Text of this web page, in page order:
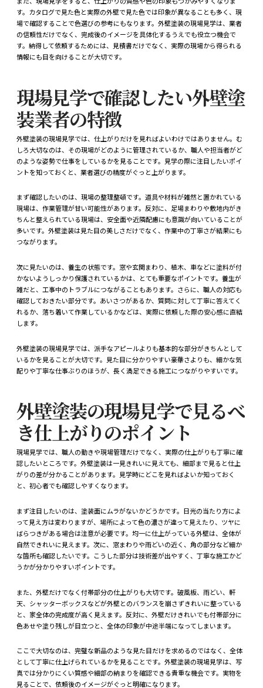
す。カタログで見た色と実際の外壁で見た色では印象が異なることも多く、現
場で確認することで色選びの参考にもなります。外壁塗装の現場見学は、業者
の信頼性だけでなく、完成後のイメージを具体化するうえでも役立つ機会で
す。納得して依頼するためには、見積書だけでなく、実際の現場から得られる
情報にも目を向けることが大切です。
現場見学で確認したい外壁塗
装業者の特徴
外壁塗装の現場見学では、仕上がりだけを見ればよいわけではありません。む
しろ大切なのは、その現場がどのように管理されているか、職人や担当者がど
のような姿勢で仕事をしているかを見ることです。見学の際に注目したいポイ
ントを知っておくと、業者選びの精度がぐっと上がります。
まず確認したいのは、現場の整理整頓です。道具や材料が雑然と置かれている
現場は、作業管理が甘い可能性があります。反対に、足場まわりや敷地内がき
ちんと整えられている現場は、安全面や近隣配慮にも意識が向いていることが
多いです。外壁塗装は見た目の美しさだけでなく、作業中の丁寧さが結果にも
つながります。
次に見たいのは、養生の状態です。窓や玄関まわり、植木、車などに塗料が付
かないようしっかり保護されているかは、とても重要なポイントです。養生が
雑だと、工事中のトラブルにつながることもあります。さらに、職人の対応も
確認しておきたい部分です。あいさつがあるか、質問に対して丁寧に答えてく
れるか、落ち着いて作業しているかなどは、実際に依頼した際の安心感に直結
します。
外壁塗装の現場見学では、派手なアピールよりも基本的な部分がきちんとして
いるかを見ることが大切です。見た目に分かりやすい豪華さよりも、細かな気
配りや丁寧な仕事ぶりのほうが、長く満足できる施工につながりやすいです。
外壁塗装の現場見学で見るべ
き仕上がりのポイント
現場見学では、職人の動きや現場管理だけでなく、実際の仕上がりも丁寧に確
認したいところです。外壁塗装は一見きれいに見えても、細部まで見ると仕上
がりの差が分かることがあります。見学時にどこを見ればよいか知っておく
と、初心者でも確認しやすくなります。
まず注目したいのは、塗装面にムラがないかどうかです。日光の当たり方によ
って見え方は変わりますが、場所によって色の濃さが違って見えたり、ツヤに
ばらつきがある場合は注意が必要です。均一に仕上がっている外壁は、全体が
自然できれいに見えます。次に、窓まわりや雨どいの近く、角の部分など細か
な箇所も確認したいです。こうした部分は技術差が出やすく、丁寧な施工かど
うかが分かりやすいポイントです。
また、外壁だけでなく付帯部分の仕上がりも大切です。破風板、雨どい、軒
天、シャッターボックスなどが外壁とのバランスを崩さずきれいに整っている
と、家全体の完成度が高く見えます。反対に、外壁だけきれいでも付帯部分に
色あせや塗り残しが目立つと、全体の印象が中途半端になってしまいます。
ここで大切なのは、完璧な新品のような見た目だけを求めるのではなく、全体
として丁寧に仕上げられているかを見ることです。外壁塗装の現場見学は、写
真では分かりにくい質感や細部の納まりを確認できる貴重な機会です。実物を
見ることで、依頼後のイメージがぐっと明確になります。